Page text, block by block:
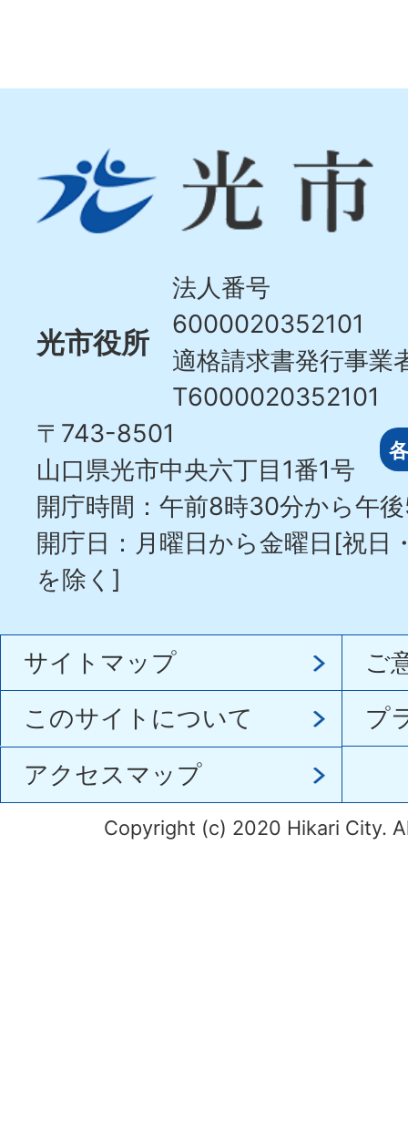
市
Hikari
光市役所
法人番号
6000020352101
適格請求書発行事業
T6000020352101
〒743-8501
山口県光市中央六丁目1番1号
開庁時間：午前8時30分から午
開庁日：月曜日から金曜日[祝日
を除く]
サイトマップ
ご
このサイトについて
プ
アクセスマップ
Copyright (c) 2020 Hikari City.